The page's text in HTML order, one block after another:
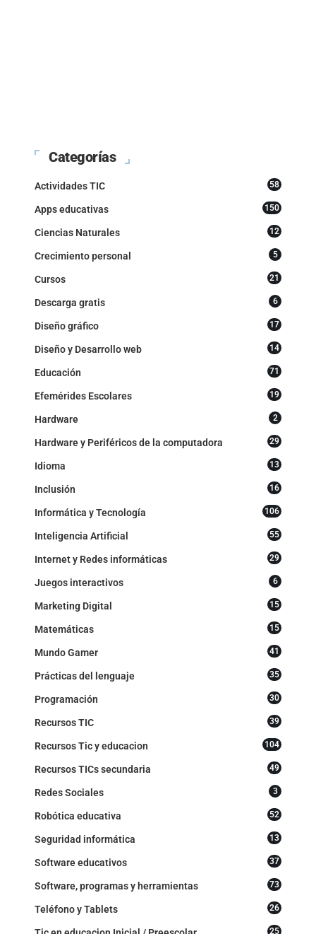
Categorías
Actividades TIC 58
Apps educativas 150
Ciencias Naturales 12
Crecimiento personal 5
Cursos 21
Descarga gratis 6
Diseño gráfico 17
Diseño y Desarrollo web 14
Educación 71
Efemérides Escolares 19
Hardware 2
Hardware y Periféricos de la computadora 29
Idioma 13
Inclusión 16
Informática y Tecnología 106
Inteligencia Artificial 55
Internet y Redes informáticas 29
Juegos interactivos 6
Marketing Digital 15
Matemáticas 15
Mundo Gamer 41
Prácticas del lenguaje 35
Programación 30
Recursos TIC 39
Recursos Tic y educacion 104
Recursos TICs secundaria 49
Redes Sociales 3
Robótica educativa 52
Seguridad informática 13
Software educativos 37
Software, programas y herramientas 73
Teléfono y Tablets 26
25